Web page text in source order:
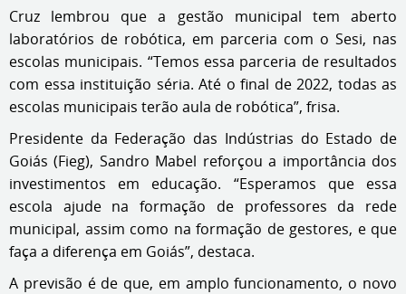
Cruz lembrou que a gestão municipal tem aberto
laboratórios de robótica, em parceria com o Sesi, nas
escolas municipais. “Temos essa parceria de resultados
com essa instituição séria. Até o final de 2022, todas as
escolas municipais terão aula de robótica”, frisa.
Presidente da Federação das Indústrias do Estado de
Goiás (Fieg), Sandro Mabel reforçou a importância dos
investimentos em educação. “Esperamos que essa
escola ajude na formação de professores da rede
municipal, assim como na formação de gestores, e que
faça a diferença em Goiás”, destaca.
A previsão é de que, em amplo funcionamento, o novo